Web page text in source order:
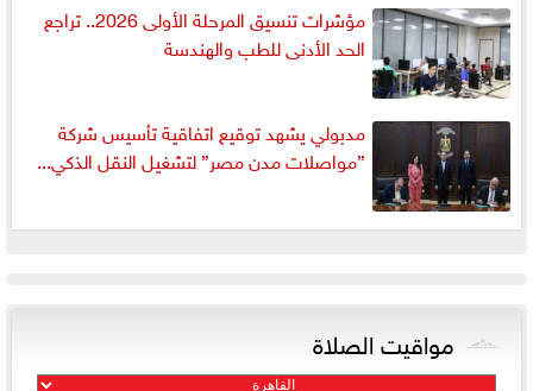
مؤشرات تنسيق المرحلة الأولى 2026.. تراجع
الحد الأدنى للطب والهندسة
مدبولي يشهد توقيع اتفاقية تأسيس شركة
”مواصلات مدن مصر” لتشغيل النقل الذكي...
مواقيت الصلاة